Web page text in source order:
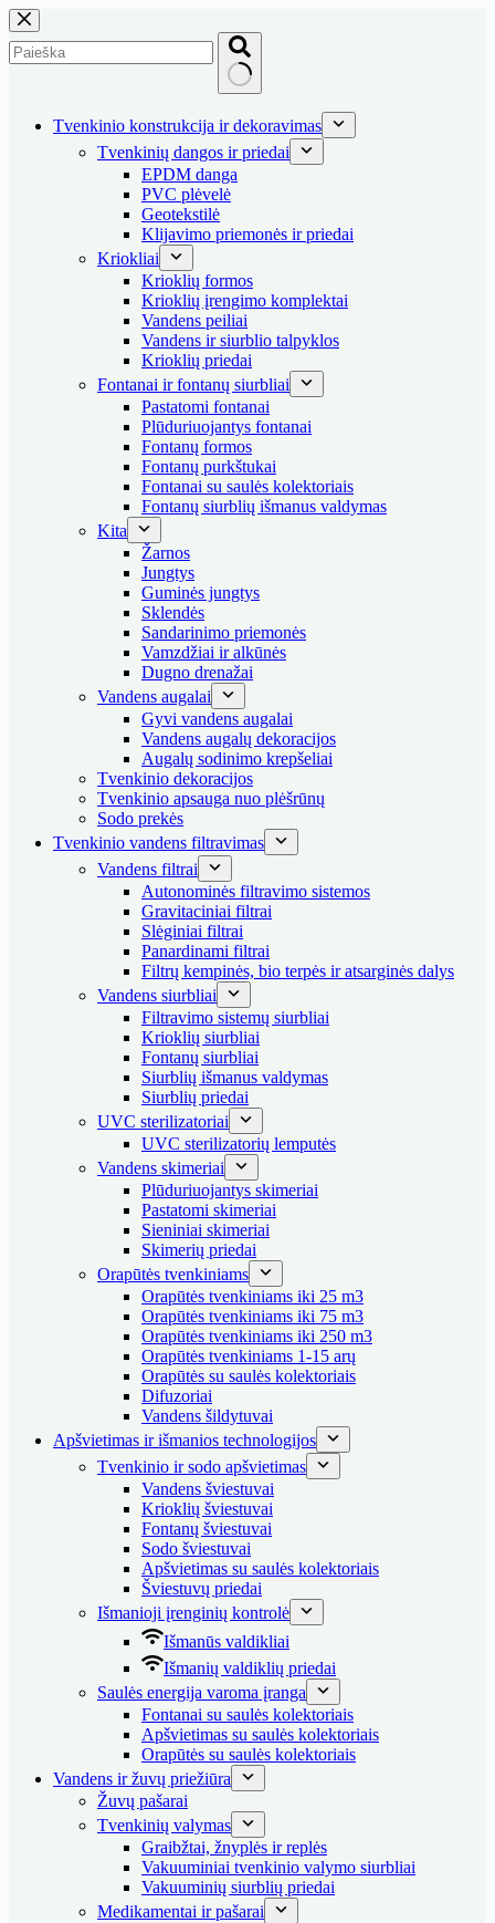
Skip
to
content
results Tvenkinio konstrukcija ir dekoravimas
Tvenkinių dangos ir priedai
EPDM danga
PVC plėvelė
Geotekstilė
Klijavimo priemonės ir priedai
Kriokliai
Krioklių formos
Krioklių įrengimo komplektai
Vandens peiliai
Vandens ir siurblio talpyklos
Krioklių priedai
Fontanai ir fontanų siurbliai
Pastatomi fontanai
Plūduriuojantys fontanai
Fontanų formos
Fontanų purkštukai
Fontanai su saulės kolektoriais
Fontanų siurblių išmanus valdymas
Kita
Žarnos
Jungtys
Guminės jungtys
Sklendės
Sandarinimo priemonės
Vamzdžiai ir alkūnės
Dugno drenažai
Vandens augalai
Gyvi vandens augalai
Vandens augalų dekoracijos
Augalų sodinimo krepšeliai
Tvenkinio dekoracijos
Tvenkinio apsauga nuo plėšrūnų
Sodo prekės
Tvenkinio vandens filtravimas
Vandens filtrai
Autonominės filtravimo sistemos
Gravitaciniai filtrai
Slėginiai filtrai
Panardinami filtrai
Filtrų kempinės, bio terpės ir atsarginės dalys
Vandens siurbliai
Filtravimo sistemų siurbliai
Krioklių siurbliai
Fontanų siurbliai
Siurblių išmanus valdymas
Siurblių priedai
UVC sterilizatoriai
UVC sterilizatorių lemputės
Vandens skimeriai
Plūduriuojantys skimeriai
Pastatomi skimeriai
Sieniniai skimeriai
Skimerių priedai
Orapūtės tvenkiniams
Orapūtės tvenkiniams iki 25 m3
Orapūtės tvenkiniams iki 75 m3
Orapūtės tvenkiniams iki 250 m3
Orapūtės tvenkiniams 1-15 arų
Orapūtės su saulės kolektoriais
Difuzoriai
Vandens šildytuvai
Apšvietimas ir išmanios technologijos
Tvenkinio ir sodo apšvietimas
Vandens šviestuvai
Krioklių šviestuvai
Fontanų šviestuvai
Sodo šviestuvai
Apšvietimas su saulės kolektoriais
Šviestuvų priedai
Išmanioji įrenginių kontrolė
Išmanūs valdikliai
Išmanių valdiklių priedai
Saulės energija varoma įranga
Fontanai su saulės kolektoriais
Apšvietimas su saulės kolektoriais
Orapūtės su saulės kolektoriais
Vandens ir žuvų priežiūra
Žuvų pašarai
Tvenkinių valymas
Graibžtai, žnyplės ir replės
Vakuuminiai tvenkinio valymo siurbliai
Vakuuminių siurblių priedai
Medikamentai ir pašarai